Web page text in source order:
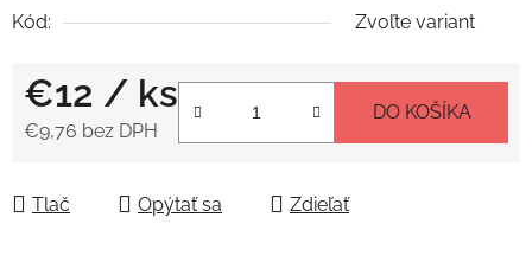
Kód:
Zvoľte variant
€12 / ks
€9,76 bez DPH
DO KOŠÍKA
Tlač Opýtať sa Zdieľať